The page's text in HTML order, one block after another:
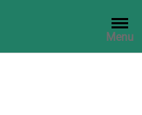
Menu